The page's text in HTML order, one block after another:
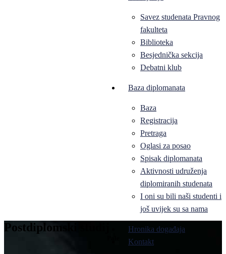
Savez studenata Pravnog
fakulteta
Biblioteka
Besjednička sekcija
Debatni klub
Baza diplomanata
Baza
Registracija
Pretraga
Oglasi za posao
Spisak diplomanata
Aktivnosti udruženja
diplomiranih studenata
I oni su bili naši studenti i
još uvijek su sa nama
Hronika događaja
Kontakt
Postdiplomski studij